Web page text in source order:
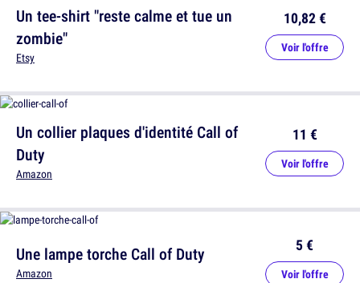
Un tee-shirt "reste calme et tue un
zombie"
Etsy
10,82 €
Voir l'offre
Une lampe torche Call of Duty
Amazon
5 €
Voir l'offre
Un collier plaques d'identité Call of
Duty
Amazon
11 €
Voir l'offre